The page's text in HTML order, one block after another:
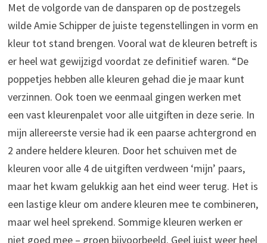
Met de volgorde van de dansparen op de postzegels
wilde Amie Schipper de juiste tegenstellingen in vorm en
kleur tot stand brengen. Vooral wat de kleuren betreft is
er heel wat gewijzigd voordat ze definitief waren. “De
poppetjes hebben alle kleuren gehad die je maar kunt
verzinnen. Ook toen we eenmaal gingen werken met
een vast kleurenpalet voor alle uitgiften in deze serie. In
mijn allereerste versie had ik een paarse achtergrond en
2 andere heldere kleuren. Door het schuiven met de
kleuren voor alle 4 de uitgiften verdween ‘mijn’ paars,
maar het kwam gelukkig aan het eind weer terug. Het is
een lastige kleur om andere kleuren mee te combineren,
maar wel heel sprekend. Sommige kleuren werken er
niet goed mee – groen bijvoorbeeld. Geel juist weer heel